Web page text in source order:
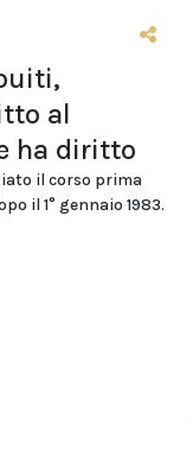
al
ha diritto
il corso prima
il 1° gennaio 1983.